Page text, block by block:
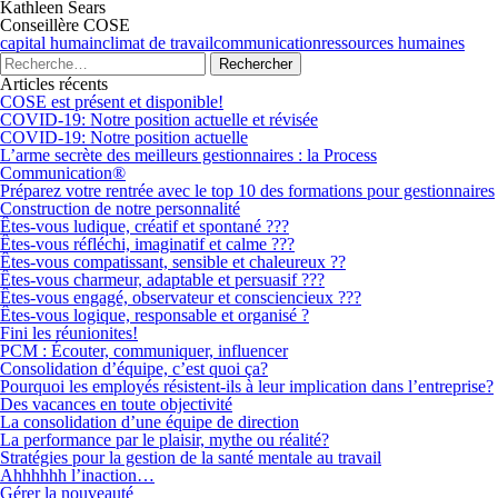
Kathleen Sears
Conseillère COSE
capital humainclimat de travailcommunicationressources humaines
Articles récents
COSE est présent et disponible!
COVID-19: Notre position actuelle et révisée
COVID-19: Notre position actuelle
L’arme secrète des meilleurs gestionnaires : la Process
Communication®
Préparez votre rentrée avec le top 10 des formations pour gestionnaires
Construction de notre personnalité
Êtes-vous ludique, créatif et spontané ???
Êtes-vous réfléchi, imaginatif et calme ???
Êtes-vous compatissant, sensible et chaleureux ??
Êtes-vous charmeur, adaptable et persuasif ???
Êtes-vous engagé, observateur et consciencieux ???
Êtes-vous logique, responsable et organisé ?
Fini les réunionites!
PCM : Écouter, communiquer, influencer
Consolidation d’équipe, c’est quoi ça?
Pourquoi les employés résistent-ils à leur implication dans l’entreprise?
Des vacances en toute objectivité
La consolidation d’une équipe de direction
La performance par le plaisir, mythe ou réalité?
Stratégies pour la gestion de la santé mentale au travail
Ahhhhhh l’inaction…
Gérer la nouveauté